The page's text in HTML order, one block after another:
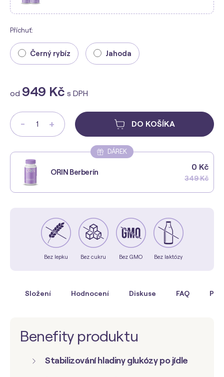
Příchuť:
Černý rybíz Jahoda
od 949 Kč s DPH
- + DO KOŠÍKA
ORIN Berberín
0 Kč
349 Kč
DÁREK
Bez lepku Bez cukru Bez GMO Bez laktózy
Složení Hodnocení Diskuse FAQ
Benefity produktu
Stabilizování hladiny glukózy po jídle